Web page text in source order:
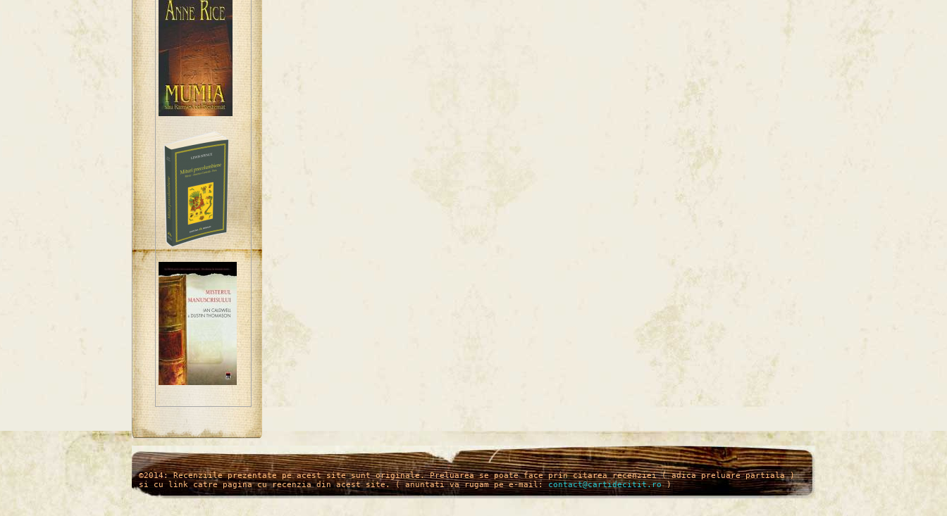
/* */
©2014: Recenziile prezentate pe acest site sunt originale. Preluarea se poate face prin citarea recenziei ( adica preluare partiala )
si cu link catre pagina cu recenzia din acest site. ( anuntati va rugam pe e-mail:contact@cartidecitit.ro)